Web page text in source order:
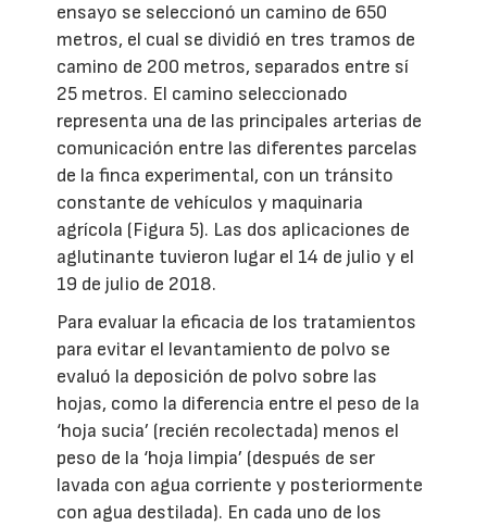
ensayo se seleccionó un camino de 650
metros, el cual se dividió en tres tramos de
camino de 200 metros, separados entre sí
25 metros. El camino seleccionado
representa una de las principales arterias de
comunicación entre las diferentes parcelas
de la finca experimental, con un tránsito
constante de vehículos y maquinaria
agrícola (Figura 5). Las dos aplicaciones de
aglutinante tuvieron lugar el 14 de julio y el
19 de julio de 2018.
Para evaluar la eficacia de los tratamientos
para evitar el levantamiento de polvo se
evaluó la deposición de polvo sobre las
hojas, como la diferencia entre el peso de la
‘hoja sucia’ (recién recolectada) menos el
peso de la ‘hoja limpia’ (después de ser
lavada con agua corriente y posteriormente
con agua destilada). En cada uno de los